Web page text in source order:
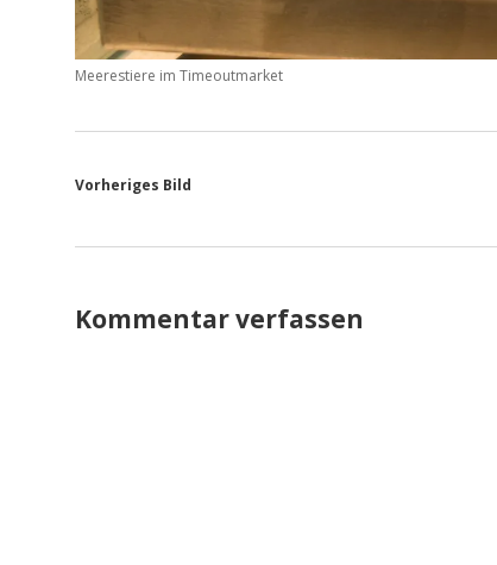
Meerestiere im Timeoutmarket
Vorheriges Bild
Kommentar verfassen